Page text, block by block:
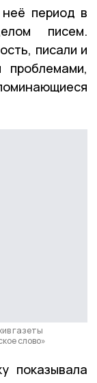
период в
писем.
писали и
проблемами,
газеты
слово»
показывала